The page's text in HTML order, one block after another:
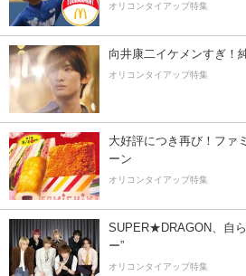
オリコンタイアップ特集
向井康二イケメンすぎ！
オリコンタイアップ特集
大好評につき再び！ファ
ーン
オリコンタイアップ特集
SUPER★DRAGON、自
ー”
オリコンタイアップ特集